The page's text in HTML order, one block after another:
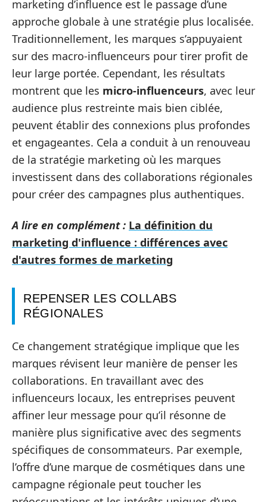
marketing d’influence est le passage d’une
approche globale à une stratégie plus localisée.
Traditionnellement, les marques s’appuyaient
sur des macro-influenceurs pour tirer profit de
leur large portée. Cependant, les résultats
montrent que les micro-influenceurs, avec leur
audience plus restreinte mais bien ciblée,
peuvent établir des connexions plus profondes
et engageantes. Cela a conduit à un renouveau
de la stratégie marketing où les marques
investissent dans des collaborations régionales
pour créer des campagnes plus authentiques.
A lire en complément : La définition du
marketing d'influence : différences avec
d'autres formes de marketing
REPENSER LES COLLABS
RÉGIONALES
Ce changement stratégique implique que les
marques révisent leur manière de penser les
collaborations. En travaillant avec des
influenceurs locaux, les entreprises peuvent
affiner leur message pour qu’il résonne de
manière plus significative avec des segments
spécifiques de consommateurs. Par exemple,
l’offre d’une marque de cosmétiques dans une
campagne régionale peut toucher les